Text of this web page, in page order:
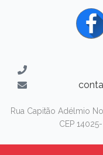
Rua Capitão Adélmio
CEP